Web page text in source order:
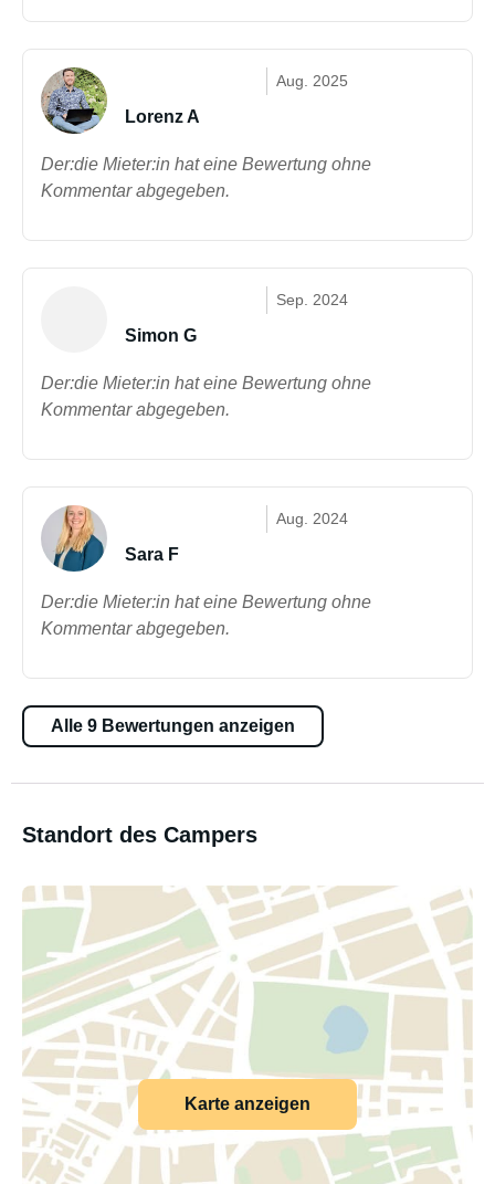
Aug. 2025
Lorenz A
Der:die Mieter:in hat eine Bewertung ohne
Kommentar abgegeben.
Sep. 2024
Simon G
Der:die Mieter:in hat eine Bewertung ohne
Kommentar abgegeben.
Aug. 2024
Sara F
Der:die Mieter:in hat eine Bewertung ohne
Kommentar abgegeben.
Alle 9 Bewertungen anzeigen
Standort des Campers
Karte anzeigen